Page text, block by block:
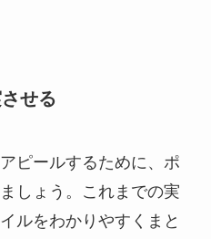
せる
ピールするために、ポ
しょう。これまでの実
ルをわかりやすくまと